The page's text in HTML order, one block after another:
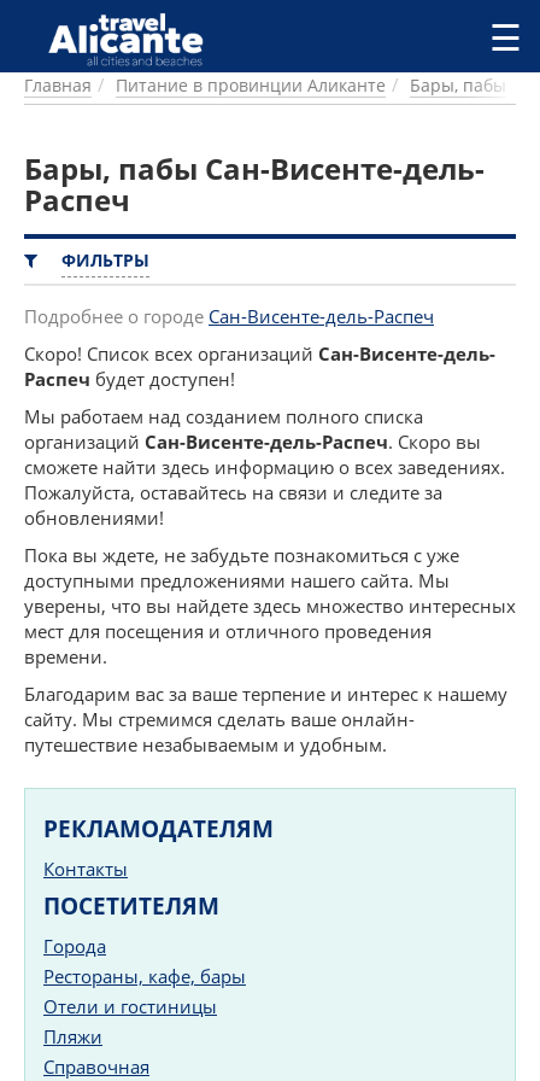
Перейти к основному содержанию
ГОРОДА
ПИТАНИЕ
ПРОЖИВАНИЕ
ДОСТОПРИМЕЧАТЕЛЬНОСТИ
КЕМПИНГ
КОМАРКИ (РАЙОНЫ)
РЕЦЕПТЫ
ПРЕДЛОЖЕНИЯ
СТАТЬИ
УСЛУГИ
☰
Главная Питание в провинции Аликанте Бары, пабы
Бары, пабы Сан-Висенте-дель-
Распеч
ФИЛЬТРЫ
Подробнее о городе Сан-Висенте-дель-Распеч
Скоро! Список всех организаций Сан-Висенте-дель-
Распеч будет доступен!
Мы работаем над созданием полного списка
организаций Сан-Висенте-дель-Распеч. Скоро вы
сможете найти здесь информацию о всех заведениях.
Пожалуйста, оставайтесь на связи и следите за
обновлениями!
Пока вы ждете, не забудьте познакомиться с уже
доступными предложениями нашего сайта. Мы
уверены, что вы найдете здесь множество интересных
мест для посещения и отличного проведения
времени.
Благодарим вас за ваше терпение и интерес к нашему
сайту. Мы стремимся сделать ваше онлайн-
путешествие незабываемым и удобным.
РЕКЛАМОДАТЕЛЯМ
Контакты
ПОСЕТИТЕЛЯМ
Города
Рестораны, кафе, бары
Отели и гостиницы
Пляжи
Справочная